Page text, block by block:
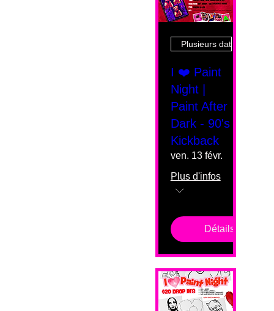
Plusieurs dates
I ❤️ Paint
Night |
Paint After
Dark - 90's
Kickback
ven. 13 févr.
Plus d'infos
Détails